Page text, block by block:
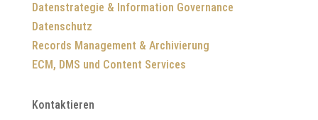
Datenstrategie & Information Governance
Datenschutz
Records Management & Archivierung
ECM, DMS und Content Services
Kontaktieren